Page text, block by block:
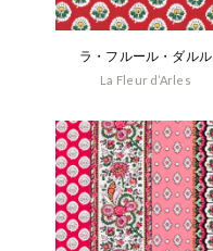
ラ・フルール・ダルル
La Fleur d’Arles